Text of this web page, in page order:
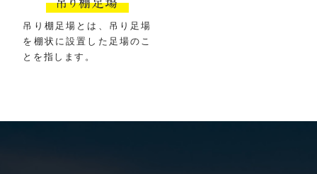
吊り棚足場とは、吊り足場
を棚状に設置した足場のこ
とを指します。